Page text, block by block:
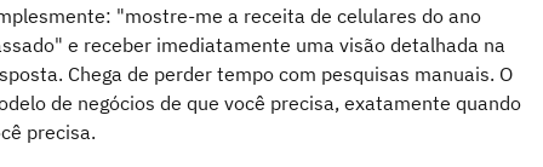
"mostre-me a receita de celulares do ano
e receber imediatamente uma visão detalhada na
Chega de perder tempo com pesquisas manuais. O
de negócios de que você precisa, exatamente quando
precisa.